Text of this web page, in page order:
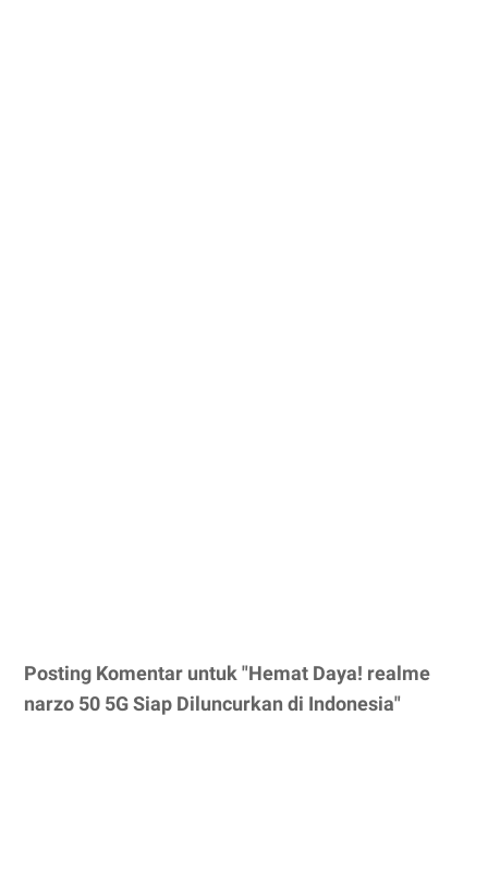
Posting Komentar untuk "Hemat Daya! realme
narzo 50 5G Siap Diluncurkan di Indonesia"